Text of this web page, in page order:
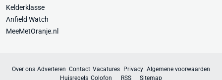
Kelderklasse
Anfield Watch
MeeMetOranje.nl
Over ons Adverteren Contact Vacatures Privacy Algemene voorwaarden
Huisregels Colofon RSS Sitemap